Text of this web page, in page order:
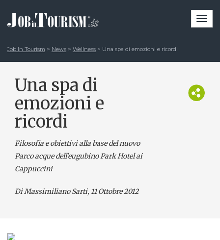
Job In Tourism > News > Wellness > Una spa di emozioni e ricordi
Una spa di
emozioni e
ricordi
Filosofia e obiettivi alla base del nuovo
Parco acque dell'eugubino Park Hotel ai
Cappuccini
Di Massimiliano Sarti, 11 Ottobre 2012